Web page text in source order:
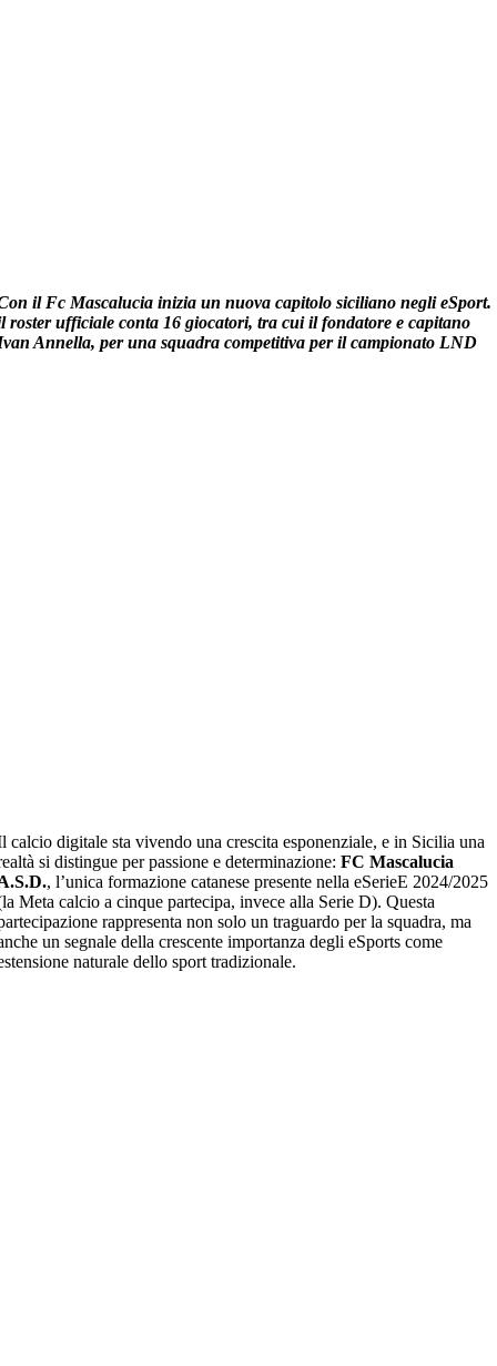
il Fc Mascalucia inizia un nuova capitolo siciliano negli eSport.
roster ufficiale conta 16 giocatori, tra cui il fondatore e capitano
Annella, per una squadra competitiva per il campionato LND
calcio digitale sta vivendo una crescita esponenziale, e in Sicilia una
si distingue per passione e determinazione:FC Mascalucia
, l’unica formazione catanese presente nella eSerieE 2024/2025
Meta calcio a cinque partecipa, invece alla Serie D). Questa
rappresenta non solo un traguardo per la squadra, ma
un segnale della crescente importanza degli eSports come
naturale dello sport tradizionale.